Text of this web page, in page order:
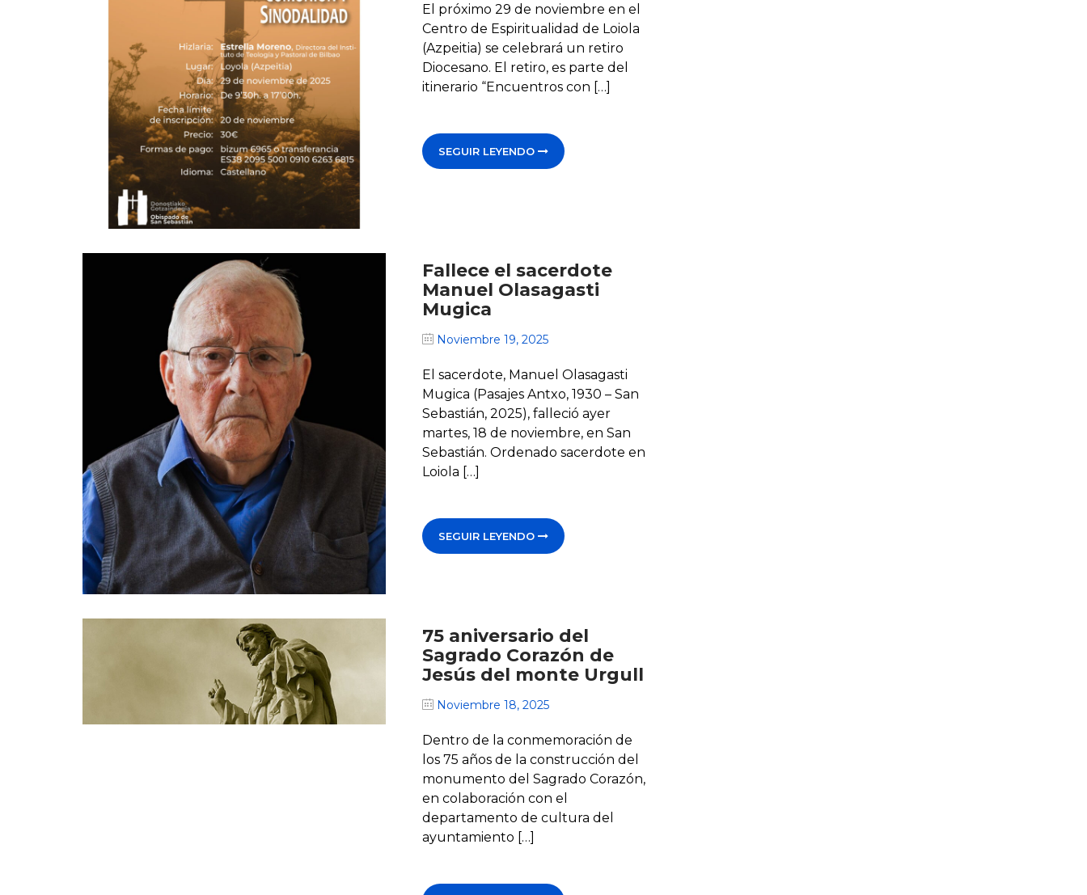
El próximo 29 de noviembre en el
Centro de Espiritualidad de Loiola
(Azpeitia) se celebrará un retiro
Diocesano. El retiro, es parte del
itinerario “Encuentros con […]
SEGUIR LEYENDO
Fallece el sacerdote
Manuel Olasagasti
Mugica
Noviembre 19, 2025
El sacerdote, Manuel Olasagasti
Mugica (Pasajes Antxo, 1930 – San
Sebastián, 2025), falleció ayer
martes, 18 de noviembre, en San
Sebastián. Ordenado sacerdote en
Loiola […]
SEGUIR LEYENDO
75 aniversario del
Sagrado Corazón de
Jesús del monte Urgull
Noviembre 18, 2025
Dentro de la conmemoración de
los 75 años de la construcción del
monumento del Sagrado Corazón,
en colaboración con el
departamento de cultura del
ayuntamiento […]